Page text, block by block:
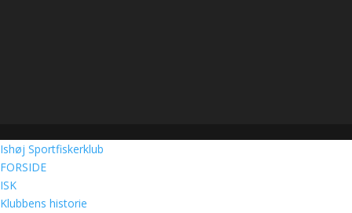
Ishøj Sportfiskerklub
FORSIDE
ISK
Klubbens historie